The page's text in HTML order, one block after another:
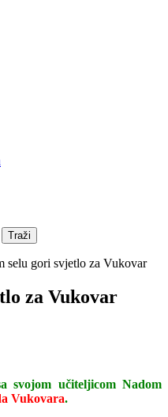
Traži
selu gori svjetlo za Vukovar
za Vukovar
svojom učiteljicom Nadom
Vukovara.